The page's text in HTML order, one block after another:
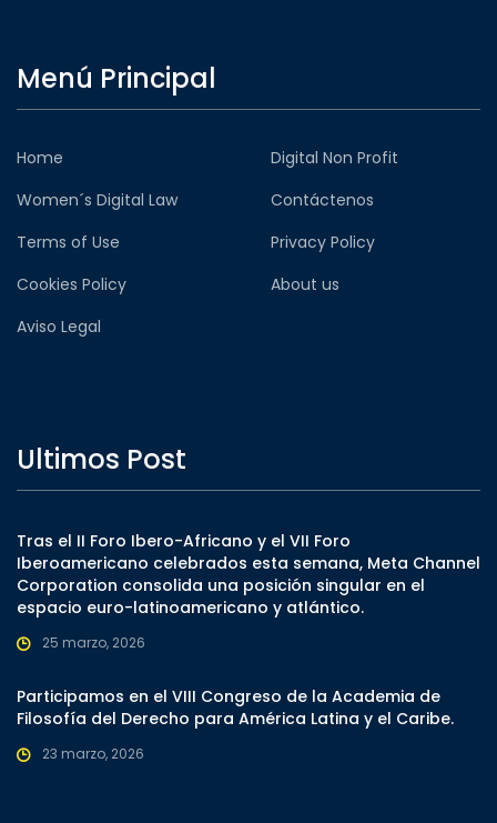
Menú Principal
Home
Digital Non Profit
Women´s Digital Law
Contáctenos
Terms of Use
Privacy Policy
Cookies Policy
About us
Aviso Legal
Ultimos Post
Tras el II Foro Ibero-Africano y el VII Foro
Iberoamericano celebrados esta semana, Meta Channel
Corporation consolida una posición singular en el
espacio euro-latinoamericano y atlántico.
25 marzo, 2026
Participamos en el VIII Congreso de la Academia de
Filosofía del Derecho para América Latina y el Caribe.
23 marzo, 2026